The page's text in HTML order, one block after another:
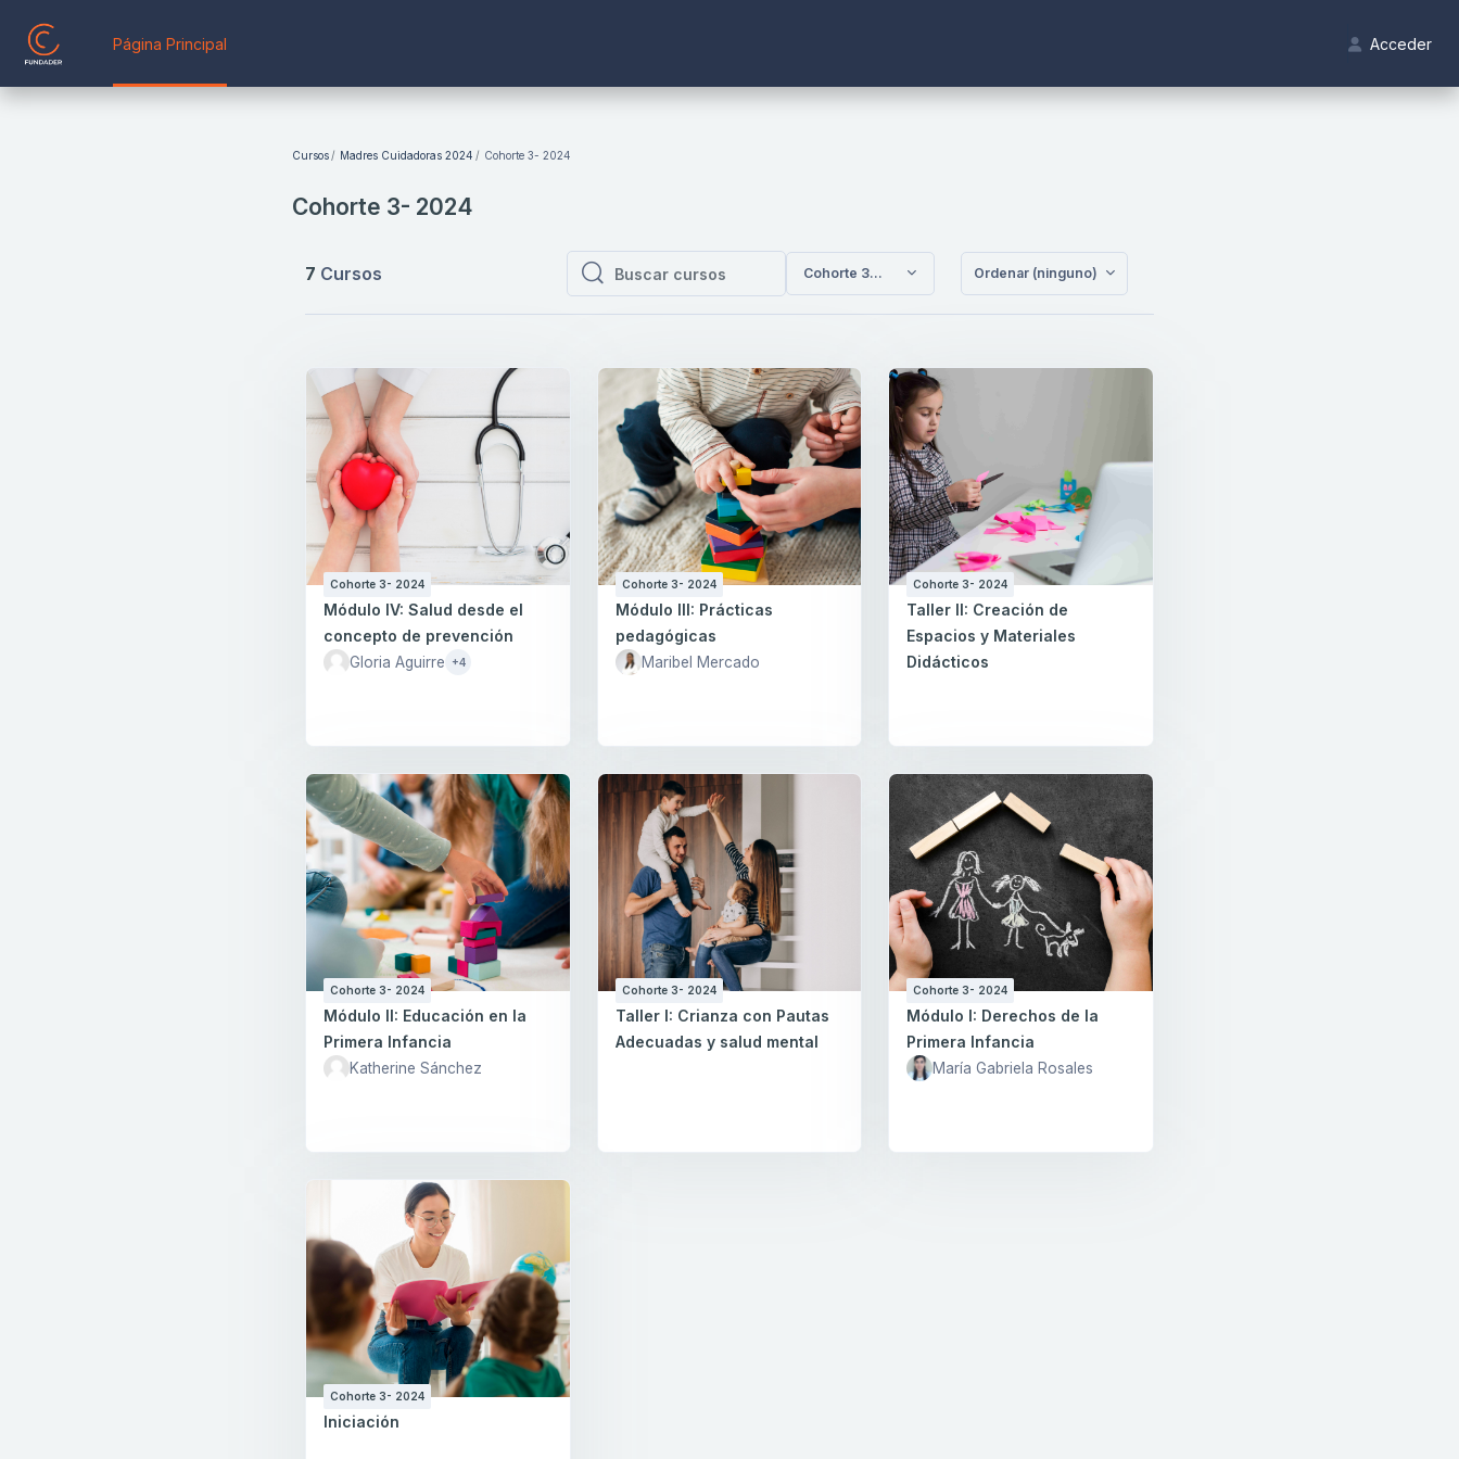
Página Principal
Acceder
Bloques
Cursos Madres Cuidadoras 2024 Cohorte 3- 2024
Cohorte 3- 2024
7 Cursos
Buscar cursos
Buscar cursos
Cohorte 3- 2024 Ordenar (ninguno)
Cohorte 3- 2024
Módulo IV: Salud desde el
concepto de prevención
Gloria Aguirre +4
Cohorte 3- 2024
Módulo III: Prácticas
pedagógicas
Maribel Mercado
Cohorte 3- 2024
Taller II: Creación de
Espacios y Materiales
Didácticos
Cohorte 3- 2024
Módulo II: Educación en la
Primera Infancia
Katherine Sánchez
Cohorte 3- 2024
Taller I: Crianza con Pautas
Adecuadas y salud mental
Cohorte 3- 2024
Módulo I: Derechos de la
Primera Infancia
María Gabriela Rosales
Cohorte 3- 2024
Iniciación